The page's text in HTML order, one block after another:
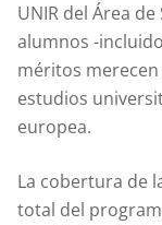
UNIR del Área
alumnos -
méritos
estudios
europea.
La cobertura de
total del